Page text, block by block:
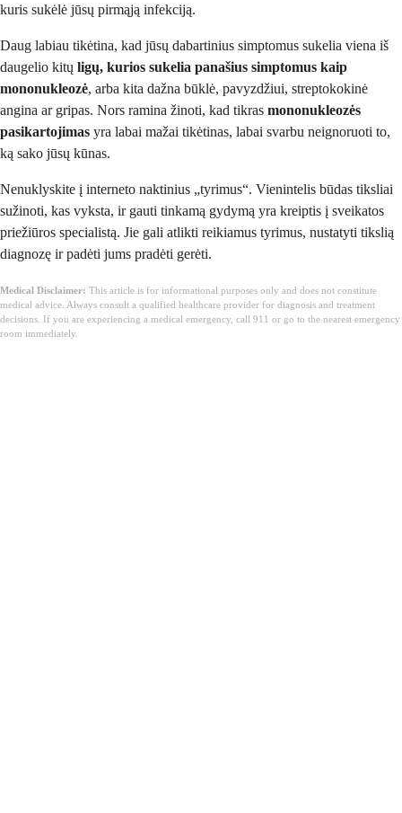
kuris sukėlė jūsų pirmąją infekciją.
Daug labiau tikėtina, kad jūsų dabartinius simptomus sukelia viena iš
daugelio kitų ligų, kurios sukelia panašius simptomus kaip
mononukleozė, arba kita dažna būklė, pavyzdžiui, streptokokinė
angina ar gripas. Nors ramina žinoti, kad tikras mononukleozės
pasikartojimas yra labai mažai tikėtinas, labai svarbu neignoruoti to,
ką sako jūsų kūnas.
Nenuklyskite į interneto naktinius „tyrimus“. Vienintelis būdas tiksliai
sužinoti, kas vyksta, ir gauti tinkamą gydymą yra kreiptis į sveikatos
priežiūros specialistą. Jie gali atlikti reikiamus tyrimus, nustatyti tikslią
diagnozę ir padėti jums pradėti gerėti.
Medical Disclaimer: This article is for informational purposes only and does not constitute
medical advice. Always consult a qualified healthcare provider for diagnosis and treatment
decisions. If you are experiencing a medical emergency, call 911 or go to the nearest emergency
room immediately.